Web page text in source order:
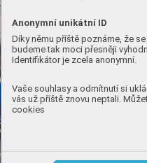
Anonymní unikátní ID
Díky němu příště poznáme, že
budeme tak moci přesněji
Identifikátor je zcela anonymní.
Vaše souhlasy a odmítnutí si
vás už příště znovu neptali.
cookies